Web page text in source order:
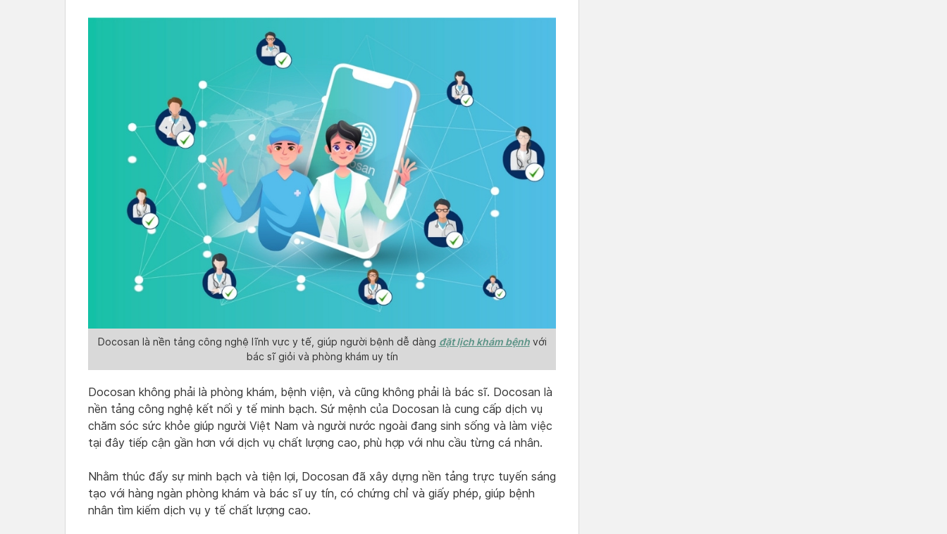
Docosan là nền tảng công nghệ lĩnh vực y tế, giúp người bệnh dễ dàng đặt lịch khám bệnhvới
bác sĩ giỏi và phòng khám uy tín
Docosan không phải là phòng khám, bệnh viện, và cũng không phải là bác sĩ. Docosan là
nền tảng công nghệ kết nối y tế minh bạch. Sứ mệnh của Docosan là cung cấp dịch vụ
chăm sóc sức khỏe giúp người Việt Nam và người nước ngoài đang sinh sống và làm việc
tại đây tiếp cận gần hơn với dịch vụ chất lượng cao, phù hợp với nhu cầu từng cá nhân.
Nhằm thúc đẩy sự minh bạch và tiện lợi, Docosan đã xây dựng nền tảng trực tuyến sáng
tạo với hàng ngàn phòng khám và bác sĩ uy tín, có chứng chỉ và giấy phép, giúp bệnh
nhân tìm kiếm dịch vụ y tế chất lượng cao.